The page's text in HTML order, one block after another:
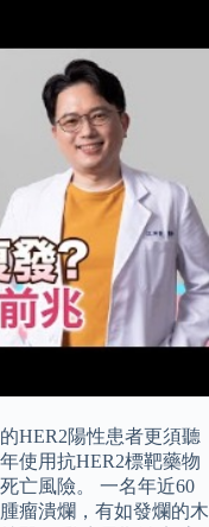
HER2陽性患者更須聽
使用抗HER2標靶藥物
亡風險。 一名年近60
瘤潰爛，有如發爛的木